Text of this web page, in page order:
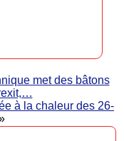
met des bâtons
à la chaleur des 26-